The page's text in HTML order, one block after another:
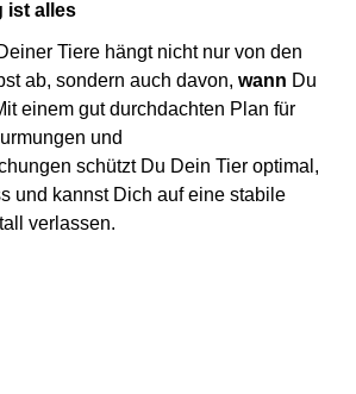
ist alles
Tiere hängt nicht nur von den
ab, sondern auch davon, wann Du
einem gut durchdachten Plan für
und
schützt Du Dein Tier optimal,
und kannst Dich auf eine stabile
verlassen.